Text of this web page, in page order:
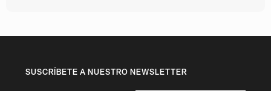
SUSCRÍBETE A NUESTRO NEWSLETTER